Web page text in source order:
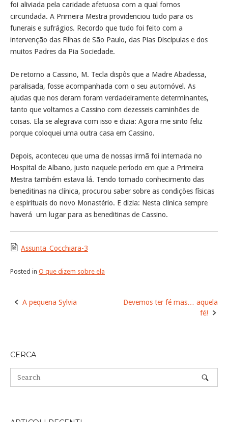
foi aliviada pela caridade afetuosa com a qual fomos
circundada. A Primeira Mestra providenciou tudo para os
funerais e sufrágios. Recordo que tudo foi feito com a
intervenção das Filhas de São Paulo, das Pias Discípulas e dos
muitos Padres da Pia Sociedade.
De retorno a Cassino, M. Tecla dispôs que a Madre Abadessa,
paralisada, fosse acompanhada com o seu automóvel. As
ajudas que nos deram foram verdadeiramente determinantes,
tanto que voltamos a Cassino com dezesseis caminhões de
coisas. Ela se alegrava com isso e dizia: Agora me sinto feliz
porque coloquei uma outra casa em Cassino.
Depois, aconteceu que uma de nossas irmã foi internada no
Hospital de Albano, justo naquele período em que a Primeira
Mestra também estava lá. Tendo tomado conhecimento das
beneditinas na clínica, procurou saber sobre as condições físicas
e espirituais do novo Monastério. E dizia: Nesta clínica sempre
haverá um lugar para as beneditinas de Cassino.
Assunta_Cocchiara-3
Posted in O que dizem sobre ela
Post
A pequena Sylvia
Devemos ter fé mas… aquela
fé!
CERCA